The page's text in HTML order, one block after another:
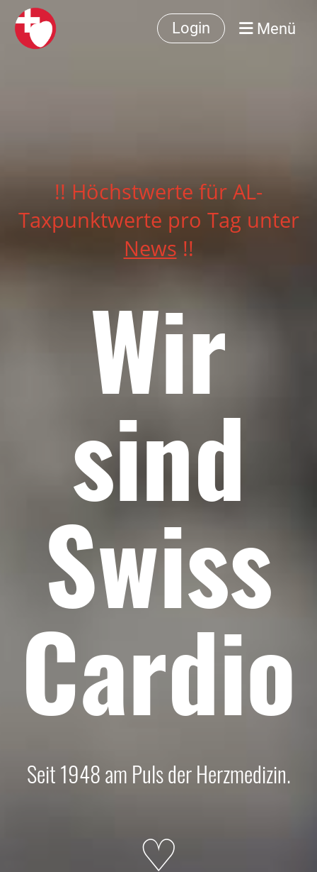
Login Menü
!! Höchstwerte für AL-
Taxpunktwerte pro Tag unter
News !!
Wir
sind
Swiss
Cardio
Seit 1948 am Puls der Herzmedizin.
♡